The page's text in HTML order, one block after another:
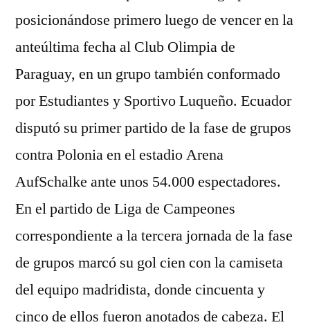
posicionándose primero luego de vencer en la
anteúltima fecha al Club Olimpia de
Paraguay, en un grupo también conformado
por Estudiantes y Sportivo Luqueño. Ecuador
disputó su primer partido de la fase de grupos
contra Polonia en el estadio Arena
AufSchalke ante unos 54.000 espectadores.
En el partido de Liga de Campeones
correspondiente a la tercera jornada de la fase
de grupos marcó su gol cien con la camiseta
del equipo madridista, donde cincuenta y
cinco de ellos fueron anotados de cabeza. El